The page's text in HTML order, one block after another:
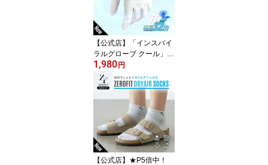
【公式店】「インスパイ
ラルグローブ クール」夏
用 ゴルフグローブ ゴル
フ グローブ ゴルフ手袋
汗 雨 左手 右手 両手用 メ
ンズ レディース ZEROFI
T ゼロフィット 返品交換
可 夏 INSPIRALGLOVE 1
8cm 19cm 20cm 21cm 2
2cm 23cm 24cm 25cm 2
6cm 27cm 28cm
1,980円
【公式店】★P5倍中！